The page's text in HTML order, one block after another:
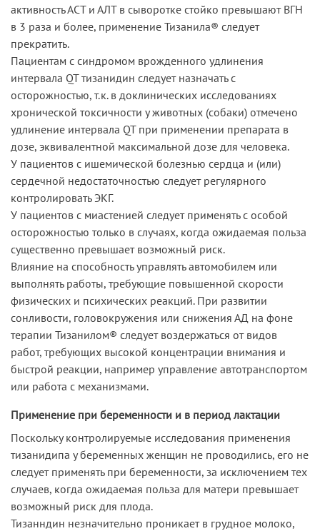
активность АСТ и АЛТ в сыворотке стойко превышают ВГН
в 3 раза и более, применение Тизанила® следует
прекратить.
Пациентам с синдромом врожденного удлинения
интервала QT тизанидин следует назначать с
осторожностью, т.к. в доклинических исследованиях
хронической токсичности у животных (собаки) отмечено
удлинение интервала QT при применении препарата в
дозе, эквивалентной максимальной дозе для человека.
У пациентов с ишемической болезнью сердца и (или)
сердечной недостаточностью следует регулярного
контролировать ЭКГ.
У пациентов с миастенией следует применять с особой
осторожностью только в случаях, когда ожидаемая польза
существенно превышает возможный риск.
Влияние на способность управлять автомобилем или
выполнять работы, требующие повышенной скорости
физических и психических реакций. При развитии
сонливости, головокружения или снижения АД на фоне
терапии Тизанилом® следует воздержаться от видов
работ, требующих высокой концентрации внимания и
быстрой реакции, например управление автотранспортом
или работа с механизмами.
Применение при беременности и в период лактации
Поскольку контролируемые исследования применения
тизанидипа у беременных женщин не проводились, его не
следует применять при беременности, за исключением тех
случаев, когда ожидаемая польза для матери превышает
возможный риск для плода.
Тизанндин незначительно проникает в грудное молоко,